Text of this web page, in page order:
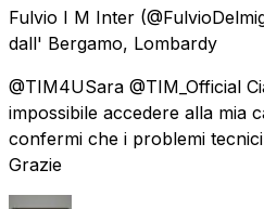
Fulvio I M Inter
dall' Bergamo, Lombardy
@TIM4USara @TIM_Official
impossibile accedere alla mia
confermi che i problemi
Grazie